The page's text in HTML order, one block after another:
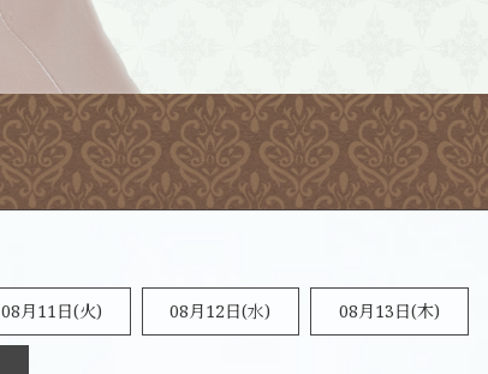
08月11日(火) 08月12日(水) 08月13日(木)